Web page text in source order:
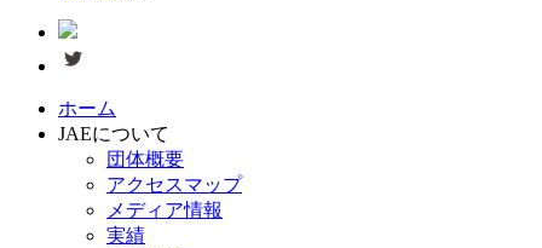
ホーム
JAEについて
団体概要
アクセスマップ
メディア情報
実績